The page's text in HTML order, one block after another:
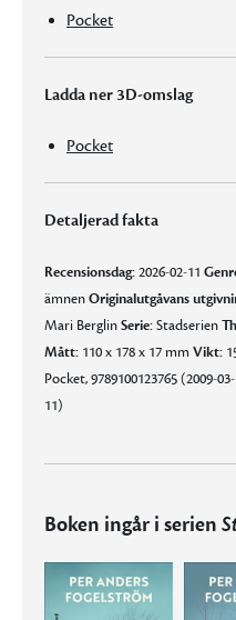
Pocket
Ladda ner 3D-omslag
Pocket
Detaljerad fakta
Recensionsdag:2026-02-11
ämnenOriginalutgåvans
Mari BerglinSerie:Stadserien
Mått: 110 x 178 x 17 mmVikt:
Pocket, 9789100123765 (2009-
11)
Boken ingår i serien